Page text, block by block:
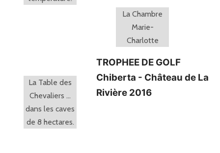
La Chambre
Marie-
Charlotte
La Table des
Chevaliers …
dans les caves
de 8 hectares.
TROPHEE DE GOLF
Chiberta - Château de La
Rivière 2016